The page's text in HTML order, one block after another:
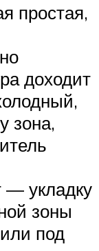
простая,
доходит
зона,
— укладку
зоны
под